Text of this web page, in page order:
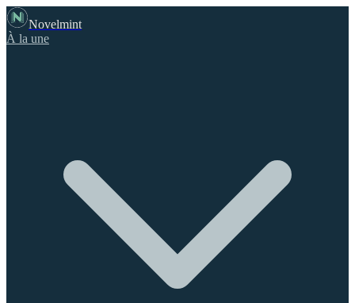
Novelmint
À la une